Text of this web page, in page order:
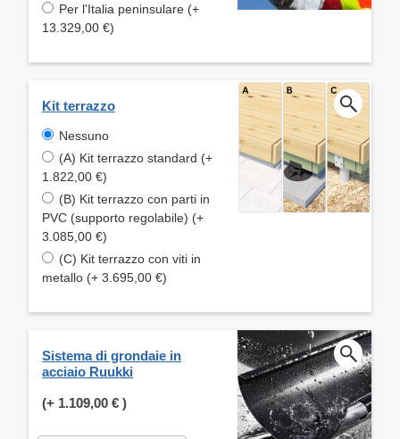
Per l'Italia peninsulare (+
13.329,00 €)
Kit terrazzo
Nessuno
(A) Kit terrazzo standard (+
1.822,00 €)
(B) Kit terrazzo con parti in
PVC (supporto regolabile) (+
3.085,00 €)
(C) Kit terrazzo con viti in
metallo (+ 3.695,00 €)
Sistema di grondaie in
acciaio Ruukki
(+ 1.109,00 € )